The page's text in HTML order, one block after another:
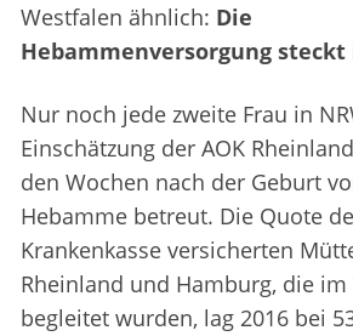
Westfalen ähnlich: Die
Hebammenversorgung steckt
Nur noch jede zweite Frau in
Einschätzung der AOK
den Wochen nach der Geburt
Hebamme betreut. Die Quote
Krankenkasse versicherten
Rheinland und Hamburg, die
begleitet wurden, lag 2016 bei